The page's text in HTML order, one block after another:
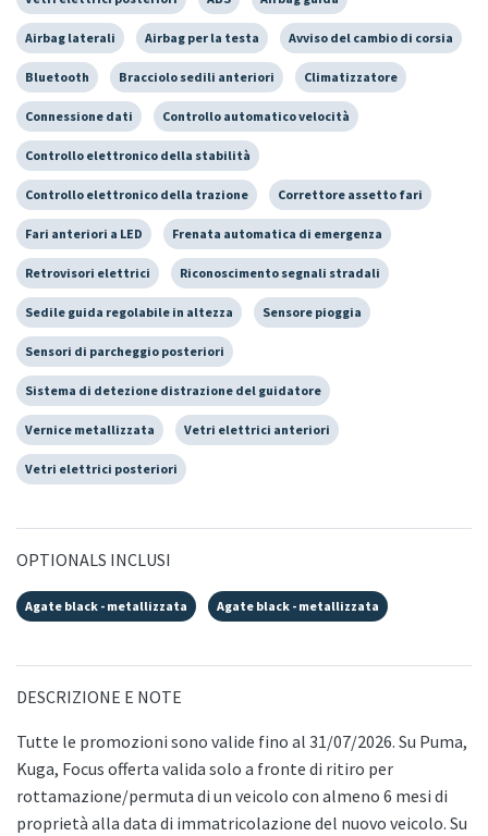
Airbag laterali Airbag per la testa Avviso del cambio di corsia
Bluetooth Bracciolo sedili anteriori Climatizzatore
Connessione dati Controllo automatico velocità
Controllo elettronico della stabilità
Controllo elettronico della trazione Correttore assetto fari
Fari anteriori a LED Frenata automatica di emergenza
Retrovisori elettrici Riconoscimento segnali stradali
Sedile guida regolabile in altezza Sensore pioggia
Sensori di parcheggio posteriori
Sistema di detezione distrazione del guidatore
Vernice metallizzata Vetri elettrici anteriori
Vetri elettrici posteriori
OPTIONALS INCLUSI
Agate black - metallizzata Agate black - metallizzata
DESCRIZIONE E NOTE
Tutte le promozioni sono valide fino al 31/07/2026. Su Puma,
Kuga, Focus offerta valida solo a fronte di ritiro per
rottamazione/permuta di un veicolo con almeno 6 mesi di
proprietà alla data di immatricolazione del nuovo veicolo. Su